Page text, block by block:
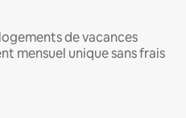
de vacances
mensuel unique sans frais